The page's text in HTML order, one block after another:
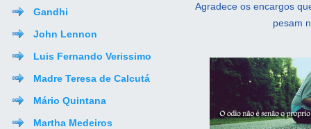
Gandhi
John Lennon
Luis Fernando Verissimo
Madre Teresa de Calcutá
Mário Quintana
Martha Medeiros
Agradece os encargos
pesam